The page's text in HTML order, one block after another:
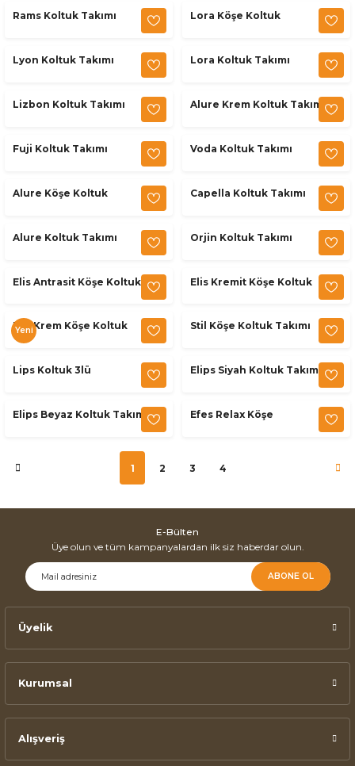
Rams Koltuk Takımı Lora Köşe Koltuk
Lyon Koltuk Takımı Lora Koltuk Takımı
Lizbon Koltuk Takımı Alure Krem Koltuk Takımı
Fuji Koltuk Takımı Voda Koltuk Takımı
Alure Köşe Koltuk Capella Koltuk Takımı
Alure Koltuk Takımı Orjin Koltuk Takımı
Elis Antrasit Köşe Koltuk Elis Kremit Köşe Koltuk
Yeni
Elis Krem Köşe Koltuk Stil Köşe Koltuk Takımı
Lips Koltuk 3lü Elips Siyah Koltuk Takımı
Elips Beyaz Koltuk Takımı Efes Relax Köşe
1 2 3 4
E-Bülten
Üye olun ve tüm kampanyalardan ilk siz haberdar olun.
ABONE OL
Üyelik
Kurumsal
Alışveriş